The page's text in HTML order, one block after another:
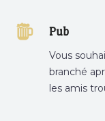
Pub
Vous
branché
les amis